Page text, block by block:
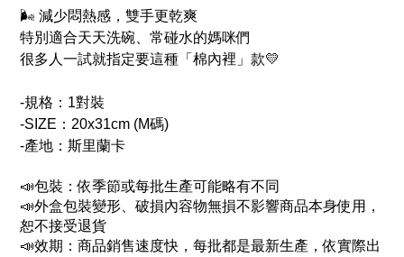
🌬️ 減少悶熱感，雙手更乾爽
特別適合天天洗碗、常碰水的媽咪們
很多人一試就指定要這種「棉內裡」款💛
-規格：1對裝
-SIZE：20x31cm (M碼)
-產地： 斯里蘭卡
📣包裝：依季節或每批生產可能略有不同
📣外盒包裝變形、破損內容物無損不影響商品本身使用，
恕不接受退貨
📣效期：商品銷售速度快，每批都是最新生產，依實際出